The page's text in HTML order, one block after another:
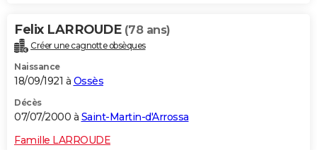
Felix LARROUDE (78 ans)
Créer une cagnotte obsèques
Naissance
18/09/1921 à Ossès
Décès
07/07/2000 à Saint-Martin-d'Arrossa
Famille LARROUDE